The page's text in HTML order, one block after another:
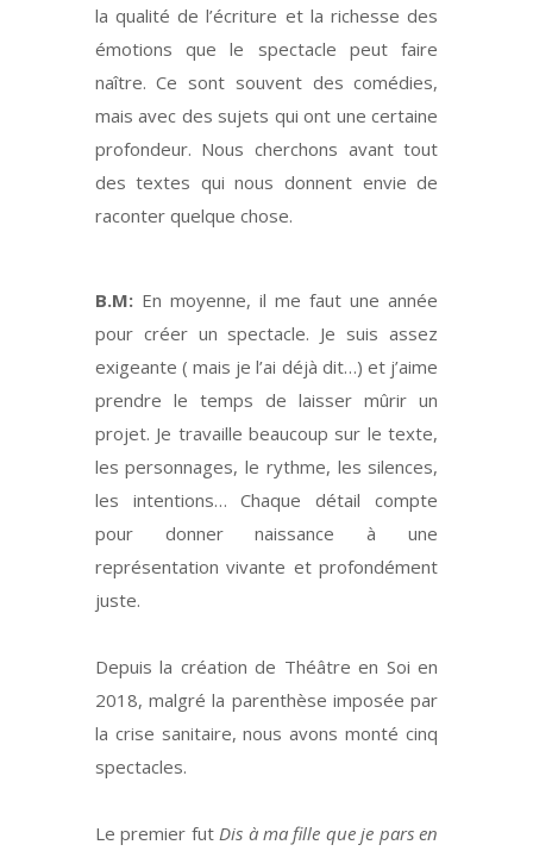
la qualité de l’écriture et la richesse des
émotions que le spectacle peut faire
naître. Ce sont souvent des comédies,
mais avec des sujets qui ont une certaine
profondeur. Nous cherchons avant tout
des textes qui nous donnent envie de
raconter quelque chose.
B.M:En moyenne, il me faut une année
pour créer un spectacle. Je suis assez
exigeante ( mais je l’ai déjà dit…) et j’aime
prendre le temps de laisser mûrir un
projet. Je travaille beaucoup sur le texte,
les personnages, le rythme, les silences,
les intentions… Chaque détail compte
pour donner naissance à une
représentation vivante et profondément
juste.
Depuis la création de Théâtre en Soi en
2018, malgré la parenthèse imposée par
la crise sanitaire, nous avons monté cinq
spectacles.
Le premier fut Dis à ma fille que je pars en